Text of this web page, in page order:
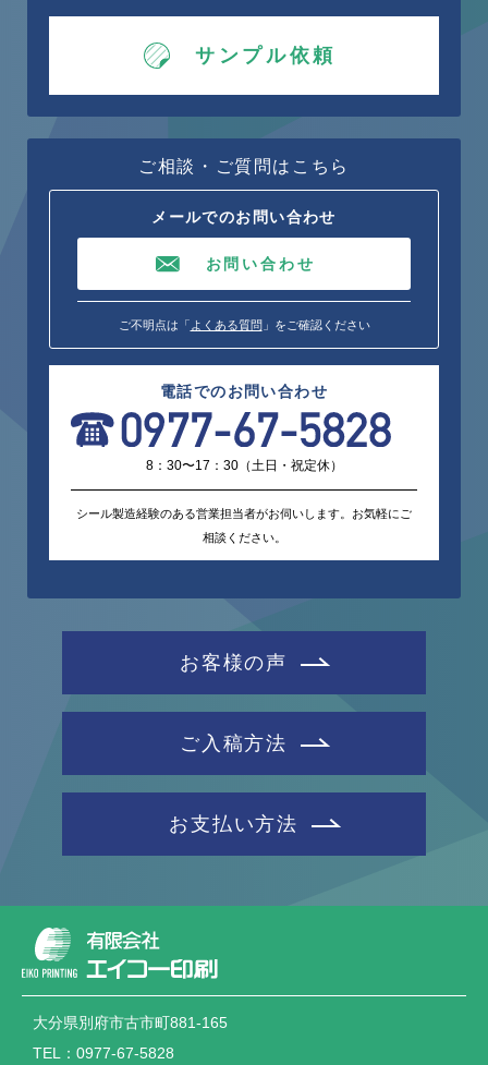
サンプル依頼
ご相談・ご質問はこちら
メールでのお問い合わせ
お問い合わせ
ご不明点は「 よくある質問 」をご確認ください
電話でのお問い合わせ
8：30〜17：30（土日・祝定休）
シール製造経験のある営業担当者がお伺いします。お気軽にご
相談ください。
お客様の声
ご入稿方法
お支払い方法
大分県別府市古市町881-165
TEL：0977-67-5828